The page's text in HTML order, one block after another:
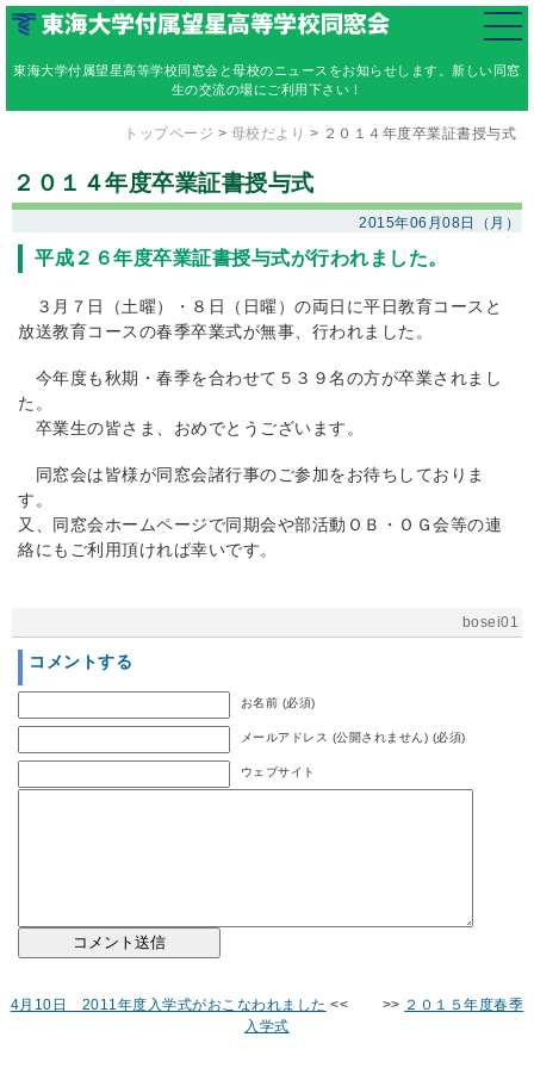
東海大学付属望星高等学校同窓会と母校のニュースをお知らせします。新しい同窓
生の交流の場にご利用下さい！
トップページ > 母校だより > ２０１４年度卒業証書授与式
２０１４年度卒業証書授与式
2015年06月08日（月）
平成２６年度卒業証書授与式が行われました。
３月７日（土曜）・８日（日曜）の両日に平日教育コースと
放送教育コースの春季卒業式が無事、行われました。
今年度も秋期・春季を合わせて５３９名の方が卒業されまし
た。
卒業生の皆さま、おめでとうございます。
同窓会は皆様が同窓会諸行事のご参加をお待ちしておりま
す。
又、同窓会ホームページで同期会や部活動ＯＢ・ＯＧ会等の連
絡にもご利用頂ければ幸いです。
bosei01
コメントする
お名前 (必須)
メールアドレス (公開されません) (必須)
ウェブサイト
4月10日 2011年度入学式がおこなわれました << >> ２０１５年度春季
入学式